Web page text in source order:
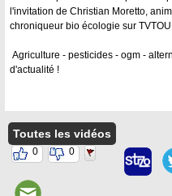
l'invitation de Christian Moretto,
chroniqueur bio écologie sur
Agriculture - pesticides - ogm -
d'actualité !
Toutes les vidéos
0 0